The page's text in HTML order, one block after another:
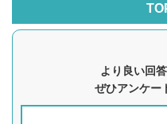
より良い回
ぜひアンケー